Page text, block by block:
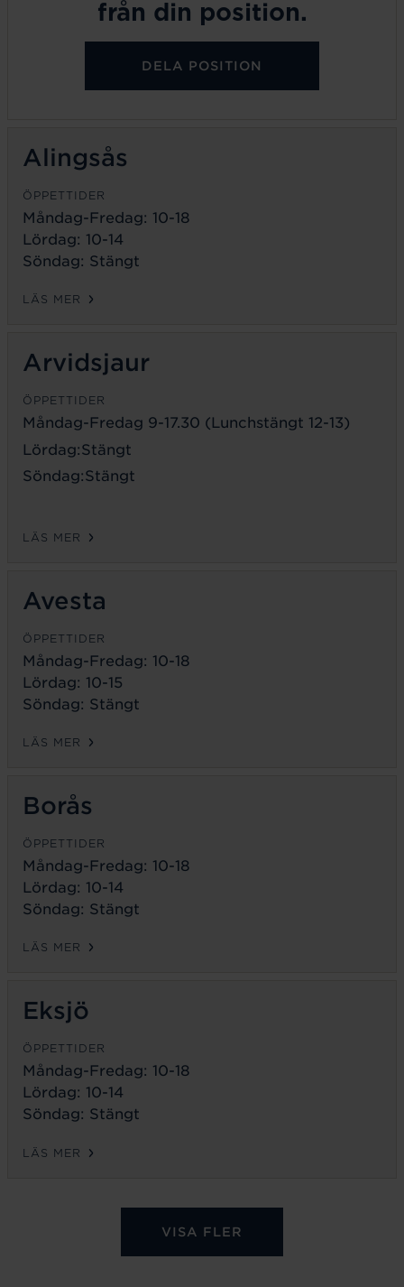
från din position.
DELA POSITION
Alingsås
ÖPPETTIDER
Måndag-Fredag: 10-18
Lördag: 10-14
Söndag: Stängt
LÄS MER
Arvidsjaur
ÖPPETTIDER
Måndag-Fredag 9-17.30 (Lunchstängt 12-13)
Lördag:Stängt
Söndag:Stängt
LÄS MER
Avesta
ÖPPETTIDER
Måndag-Fredag: 10-18
Lördag: 10-15
Söndag: Stängt
LÄS MER
Borås
ÖPPETTIDER
Måndag-Fredag: 10-18
Lördag: 10-14
Söndag: Stängt
LÄS MER
Eksjö
ÖPPETTIDER
Måndag-Fredag: 10-18
Lördag: 10-14
Söndag: Stängt
LÄS MER
VISA FLER